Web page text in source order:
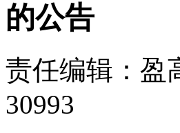
的公告
责任编辑：
30993